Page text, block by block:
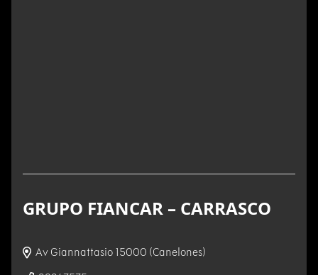
GRUPO FIANCAR – CARRASCO
Av Giannattasio 15000 (Canelones)